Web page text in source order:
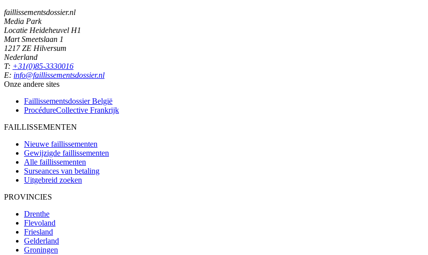
faillissementsdossier.nl
Media Park
Locatie Heideheuvel H1
Mart Smeetslaan 1
1217 ZE Hilversum
Nederland
T: +31(0)85-3330016
E: info@faillissementsdossier.nl
Onze andere sites
Faillissementsdossier België
ProcédureCollective Frankrijk
FAILLISSEMENTEN
Nieuwe faillissementen
Gewijzigde faillissementen
Alle faillissementen
Surseances van betaling
Uitgebreid zoeken
PROVINCIES
Drenthe
Flevoland
Friesland
Gelderland
Groningen